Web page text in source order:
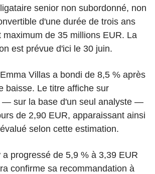
senior non subordonné, non
d'une durée de trois ans
maximum de 35 millions EUR. La
est prévue d'ici le 30 juin.
Villas a bondi de 8,5 % après
baisse. Le titre affiche sur
— sur la base d'un seul analyste —
de 2,90 EUR, apparaissant ainsi
selon cette estimation.
a progressé de 5,9 % à 3,39 EUR
confirme sa recommandation à